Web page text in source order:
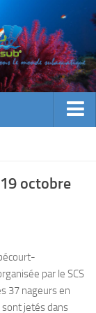
octobre
par le SCS
37 nageurs en
sont jetés dans